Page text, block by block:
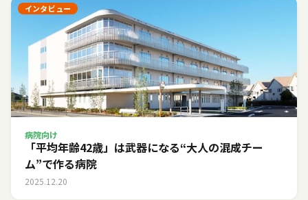
インタビュー
病院向け
「平均年齢42歳」は武器になる――“大人の混成チー
ム”で作る病院
2025.12.20